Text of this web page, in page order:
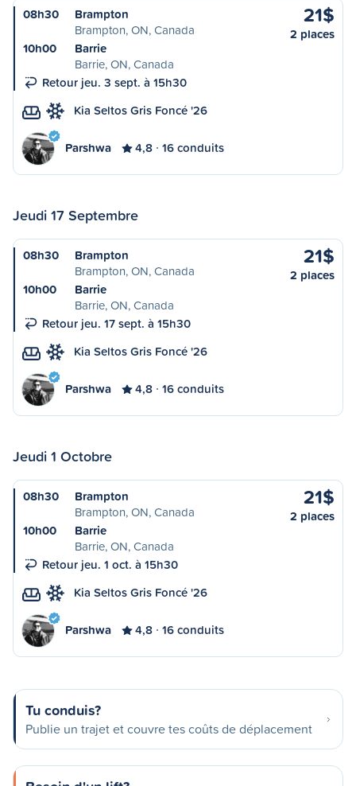
08h30
Brampton
Brampton, ON, Canada
10h00
Barrie
Barrie, ON, Canada
Retour jeu. 3 sept. à 15h30
21$
2 places
Kia Seltos Gris Foncé '26
Parshwa 4,8 16 conduits
Jeudi 17 Septembre
08h30
Brampton
Brampton, ON, Canada
10h00
Barrie
Barrie, ON, Canada
Retour jeu. 17 sept. à 15h30
21$
2 places
Kia Seltos Gris Foncé '26
Parshwa 4,8 16 conduits
Jeudi 1 Octobre
08h30
Brampton
Brampton, ON, Canada
10h00
Barrie
Barrie, ON, Canada
Retour jeu. 1 oct. à 15h30
21$
2 places
Kia Seltos Gris Foncé '26
Parshwa 4,8 16 conduits
Tu conduis?
Publie un trajet et couvre tes coûts de déplacement